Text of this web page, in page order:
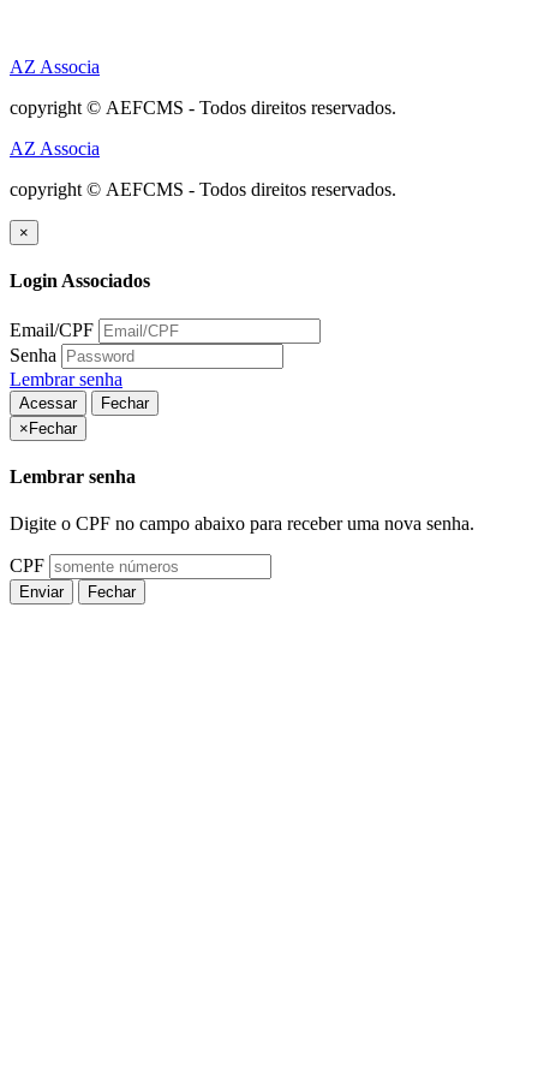
AZ Associa
copyright © AEFCMS - Todos direitos reservados.
AZ Associa
copyright © AEFCMS - Todos direitos reservados.
×
Login Associados
Email/CPF
Senha
Lembrar senha
Acessar
Fechar
×Fechar
Lembrar senha
Digite o CPF no campo abaixo para receber uma nova senha.
CPF
Enviar Fechar